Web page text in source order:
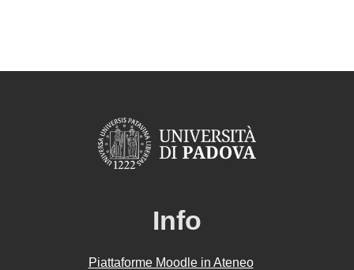
Info
Piattaforme Moodle in Ateneo